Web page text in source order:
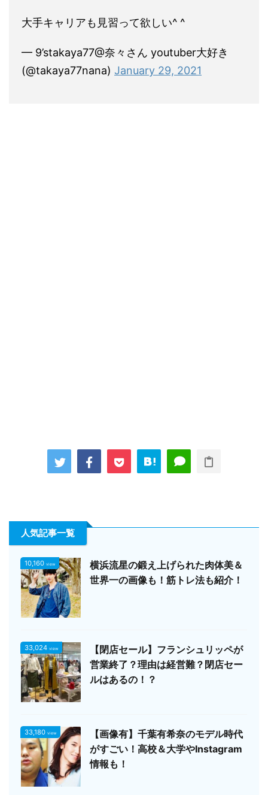
大手キャリアも見習って欲しい^ ^
— 9’stakaya77@奈々さん youtuber大好き
(@takaya77nana) January 29, 2021
人気記事一覧
10,160 view
横浜流星の鍛え上げられた肉体美＆
世界一の画像も！筋トレ法も紹介！
33,024 view
【閉店セール】フランシュリッペが
営業終了？理由は経営難？閉店セー
ルはあるの！？
33,180 view
【画像有】千葉有希奈のモデル時代
がすごい！高校＆大学やInstagram
情報も！